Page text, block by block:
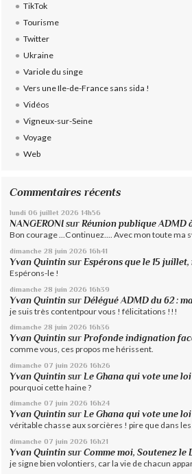
TikTok
Tourisme
Twitter
Ukraine
Variole du singe
Vers une Ile-de-France sans sida !
Vidéos
Vigneux-sur-Seine
Voyage
Web
Commentaires récents
lundi 06 juillet 2026 14h56
NANGERONI surRéunion publique ADMD
Bon courage ...Continuez.... Avec mon toute ma
dimanche 28 juin 2026 16h41
Yvan Quintin surEspérons que le 15 juillet,
Espérons-le !
dimanche 28 juin 2026 16h39
Yvan Quintin surDélégué ADMD du 62 :
je suis très contentpour vous ! félicitations !!!
dimanche 28 juin 2026 16h36
Yvan Quintin surProfonde indignation
comme vous, ces propos me hérissent.
dimanche 07 juin 2026 16h26
Yvan Quintin sur Le Ghana qui vote une
pourquoi cette haine ?
dimanche 07 juin 2026 16h24
Yvan Quintin surLe Ghana qui vote une
véritable chasse aux sorcières ! pire que dans
dimanche 07 juin 2026 16h21
Yvan Quintin surComme moi, Soutenez le
je signe bien volontiers, car la vie de chacun